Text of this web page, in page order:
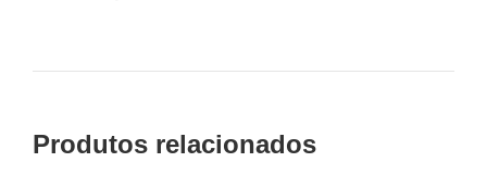
Produtos relacionados